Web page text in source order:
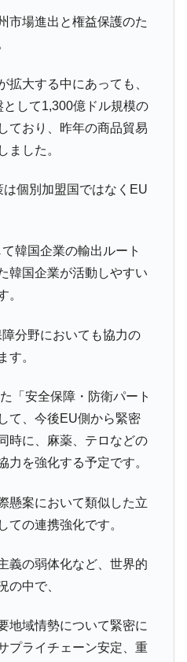
市場進出と権益保護のた
拡大する中にあっても、
して1,300億ドル規模の
ており、昨年の商品貿易
ました。
個別加盟国ではなくEU
韓国企業の輸出ルート
韓国企業が活動しやすい
。
分野においても協力の
す。
「安全保障・防衛パート
て、今後EU側から緊密
時に、麻薬、テロなどの
力を強化する予定です。
懸案において類似した立
ての連携強化です。
義の弱体化など、世界的
の中で、
地域情勢について緊密に
プライチェーン安定、重